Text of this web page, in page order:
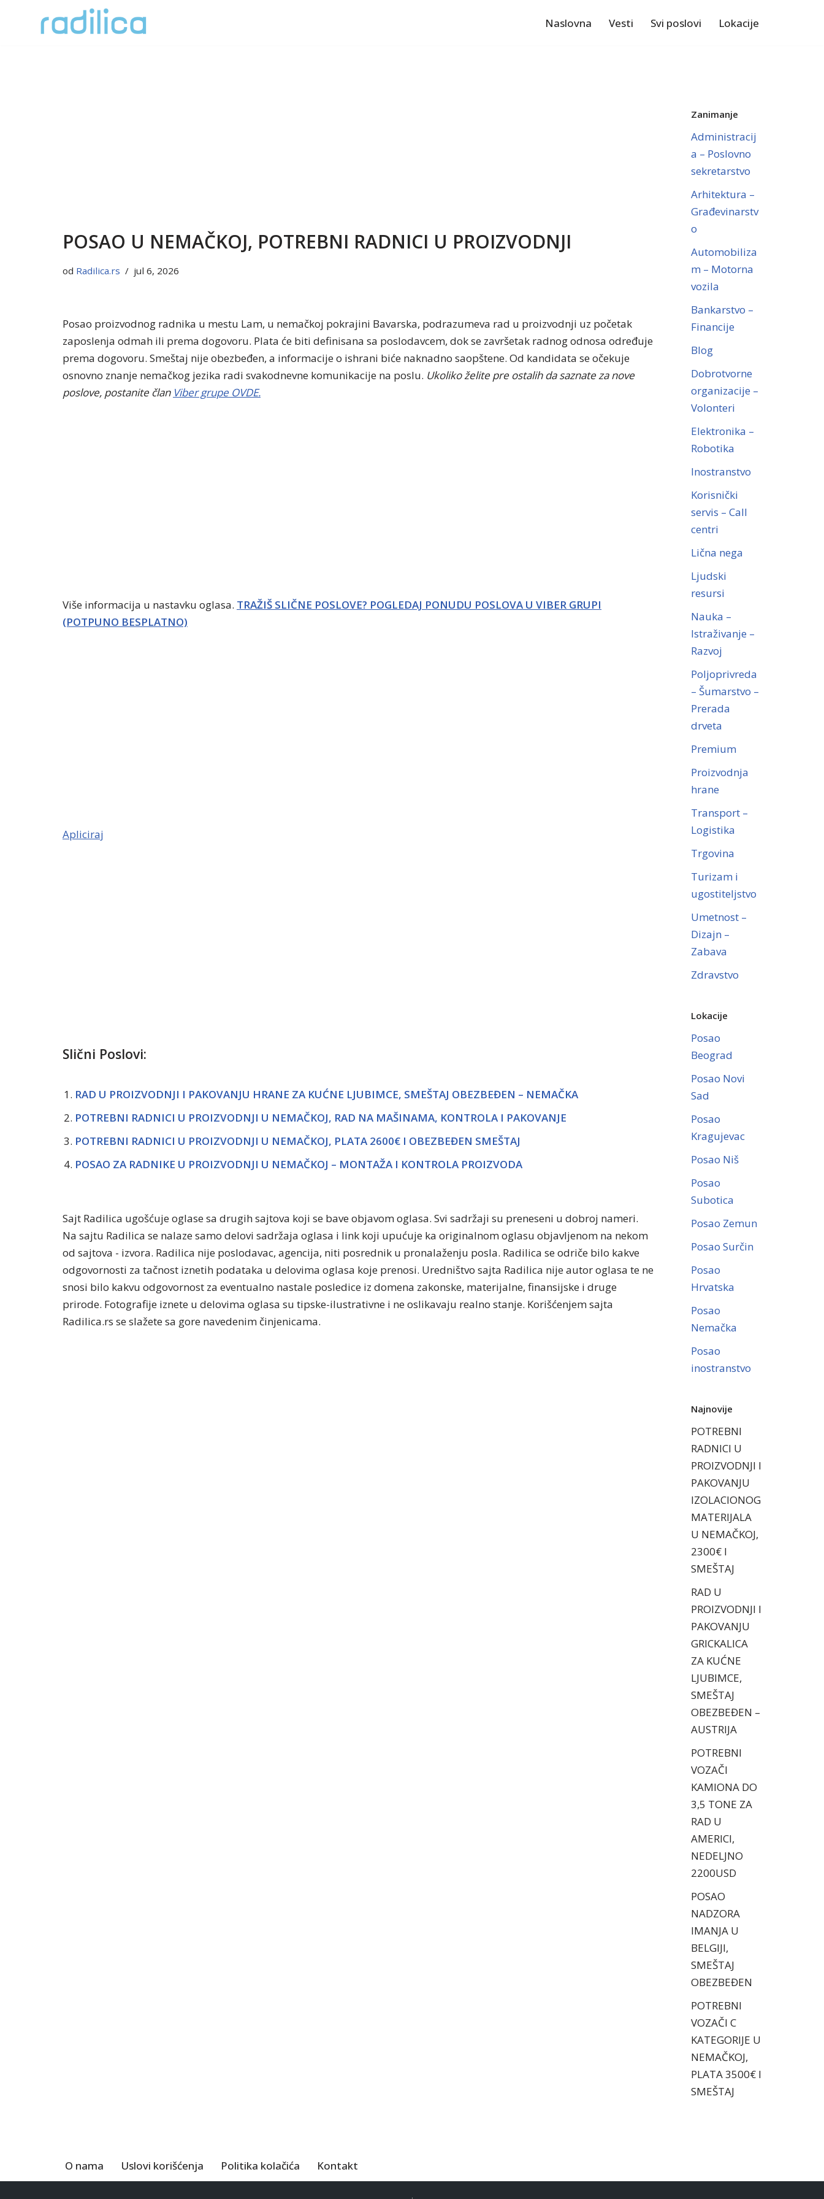
Naslovna Vesti Svi poslovi Lokacije
POSAO U NEMAČKOJ, POTREBNI RADNICI U PROIZVODNJI
od Radilica.rs jul 6, 2026
Posao proizvodnog radnika u mestu Lam, u nemačkoj pokrajini Bavarska, podrazumeva rad u proizvodnji uz početak
zaposlenja odmah ili prema dogovoru. Plata će biti definisana sa poslodavcem, dok se završetak radnog odnosa određuje
prema dogovoru. Smeštaj nije obezbeđen, a informacije o ishrani biće naknadno saopštene. Od kandidata se očekuje
osnovno znanje nemačkog jezika radi svakodnevne komunikacije na poslu. Ukoliko želite pre ostalih da saznate za nove
poslove, postanite član Viber grupe OVDE.
Više informacija u nastavku oglasa. TRAŽIŠ SLIČNE POSLOVE? POGLEDAJ PONUDU POSLOVA U VIBER GRUPI
(POTPUNO BESPLATNO)
Apliciraj
Slični Poslovi:
RAD U PROIZVODNJI I PAKOVANJU HRANE ZA KUĆNE LJUBIMCE, SMEŠTAJ OBEZBEĐEN – NEMAČKA
POTREBNI RADNICI U PROIZVODNJI U NEMAČKOJ, RAD NA MAŠINAMA, KONTROLA I PAKOVANJE
POTREBNI RADNICI U PROIZVODNJI U NEMAČKOJ, PLATA 2600€ I OBEZBEĐEN SMEŠTAJ
POSAO ZA RADNIKE U PROIZVODNJI U NEMAČKOJ – MONTAŽA I KONTROLA PROIZVODA
Sajt Radilica ugošćuje oglase sa drugih sajtova koji se bave objavom oglasa. Svi sadržaji su preneseni u dobroj nameri.
Na sajtu Radilica se nalaze samo delovi sadržaja oglasa i link koji upućuje ka originalnom oglasu objavljenom na nekom
od sajtova - izvora. Radilica nije poslodavac, agencija, niti posrednik u pronalaženju posla. Radilica se odriče bilo kakve
odgovornosti za tačnost iznetih podataka u delovima oglasa koje prenosi. Uredništvo sajta Radilica nije autor oglasa te ne
snosi bilo kakvu odgovornost za eventualno nastale posledice iz domena zakonske, materijalne, finansijske i druge
prirode. Fotografije iznete u delovima oglasa su tipske-ilustrativne i ne oslikavaju realno stanje. Korišćenjem sajta
Radilica.rs se slažete sa gore navedenim činjenicama.
Zanimanje
Administracij
a – Poslovno
sekretarstvo
Arhitektura –
Građevinarstv
o
Automobiliza
m – Motorna
vozila
Bankarstvo –
Financije
Blog
Dobrotvorne
organizacije –
Volonteri
Elektronika –
Robotika
Inostranstvo
Korisnički
servis – Call
centri
Lična nega
Ljudski
resursi
Nauka –
Istraživanje –
Razvoj
Poljoprivreda
– Šumarstvo –
Prerada
drveta
Premium
Proizvodnja
hrane
Transport –
Logistika
Trgovina
Turizam i
ugostiteljstvo
Umetnost –
Dizajn –
Zabava
Zdravstvo
Lokacije
Posao
Beograd
Posao Novi
Sad
Posao
Kragujevac
Posao Niš
Posao
Subotica
Posao Zemun
Posao Surčin
Posao
Hrvatska
Posao
Nemačka
Posao
inostranstvo
Najnovije
POTREBNI
RADNICI U
PROIZVODNJI I
PAKOVANJU
IZOLACIONOG
MATERIJALA
U NEMAČKOJ,
2300€ I
SMEŠTAJ
RAD U
PROIZVODNJI I
PAKOVANJU
GRICKALICA
ZA KUĆNE
LJUBIMCE,
SMEŠTAJ
OBEZBEĐEN –
AUSTRIJA
POTREBNI
VOZAČI
KAMIONA DO
3,5 TONE ZA
RAD U
AMERICI,
NEDELJNO
2200USD
POSAO
NADZORA
IMANJA U
BELGIJI,
SMEŠTAJ
OBEZBEĐEN
POTREBNI
VOZAČI C
KATEGORIJE U
NEMAČKOJ,
PLATA 3500€ I
SMEŠTAJ
O nama Uslovi korišćenja Politika kolačića Kontakt